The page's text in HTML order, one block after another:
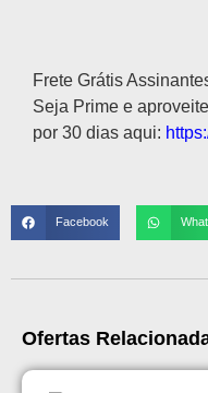
Frete Grátis
Seja Prime e
por 30 dias aqui:
Facebook
Ofertas